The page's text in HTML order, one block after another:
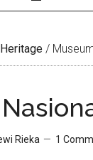
Heritage /
Rieka 1